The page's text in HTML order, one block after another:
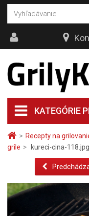
> Recepty na
grile > kureci-cina-118.jpg
KATEGÓRIE